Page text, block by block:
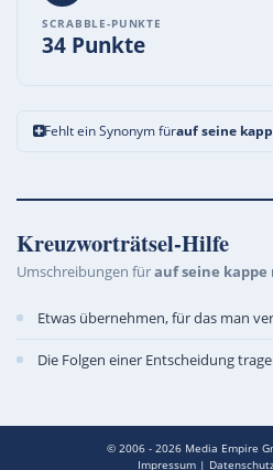
SCRABBLE-PUNKTE
34 Punkte
Fehlt ein Synonym fürauf seine
Kreuzworträtsel-Hilfe
Umschreibungen fürauf seine kappe
Etwas übernehmen, für das man
Die Folgen einer Entscheidung
© 2006 - 2026 Media Empire
Impressum |